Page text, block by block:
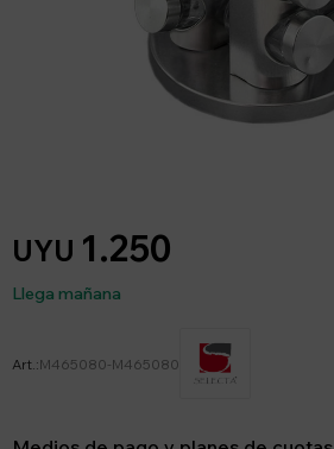
UYU 1.250
Llega mañana
M465080-M465080